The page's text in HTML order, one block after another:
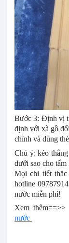
Bước 3: Định vị
định với xà gồ
chỉnh và dùng
Chú ý: kéo
dưới sao cho
Mọi chi tiết thắc
hotline
nước miễn phí!
Xem thêm==>>
nước